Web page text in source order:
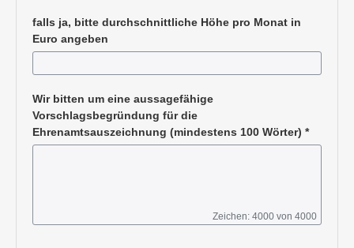
falls ja, bitte durchschnittliche Höhe pro Monat in
Euro angeben
Wir bitten um eine aussagefähige
Vorschlagsbegründung für die
Ehrenamtsauszeichnung (mindestens 100 Wörter) *
Zeichen: 4000 von 4000